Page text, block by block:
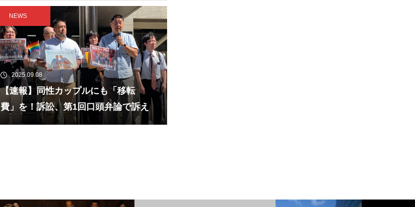
NEWS
2025.09.08
【速報】同性カップルにも「移転
費」を！訴訟、第1回口頭弁論で訴え